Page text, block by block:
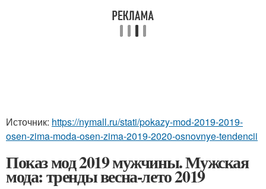
Источник: https://nymall.ru/stati/pokazy-mod-2019-2019-
osen-zima-moda-osen-zima-2019-2020-osnovnye-tendencii
Показ мод 2019 мужчины. Мужская
мода: тренды весна-лето 2019